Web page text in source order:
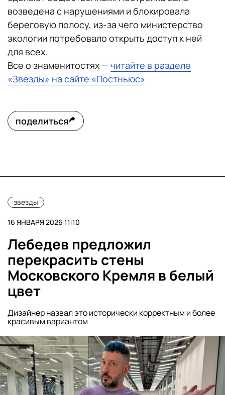
возведена с нарушениями и блокировала
береговую полосу, из-за чего министерство
экологии потребовало открыть доступ к ней
для всех.
Все о знаменитостях — читайте в разделе
«Звезды» на сайте «Постньюс»
поделиться
звезды
16 ЯНВАРЯ 2026 11:10
Лебедев предложил
перекрасить стены
Московского Кремля в белый
цвет
Дизайнер назвал это исторически корректным и более
красивым вариантом